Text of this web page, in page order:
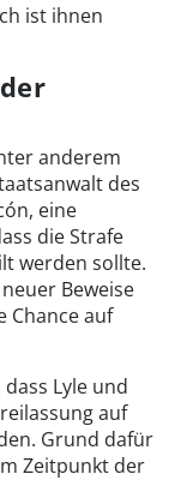
ist ihnen
anderem
des
eine
die Strafe
werden sollte.
Beweise
Chance auf
Lyle und
auf
Grund dafür
Zeitpunkt der